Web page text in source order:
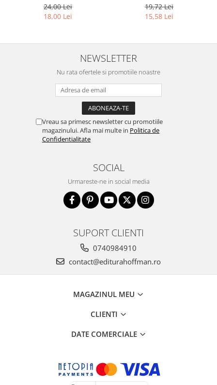
24,00 Lei
18,00 Lei
19,72 Lei
15,58 Lei
NEWSLETTER
Nu rata ofertele si promotiile noastre
Vreau sa primesc newsletter cu promotiile
magazinului. Afla mai multe in Politica de
Confidentialitate
SOCIAL
Urmareste-ne in social media
SUPORT CLIENTI
0740984910
contact@editurahoffman.ro
MAGAZINUL MEU
CLIENTI
DATE COMERCIALE